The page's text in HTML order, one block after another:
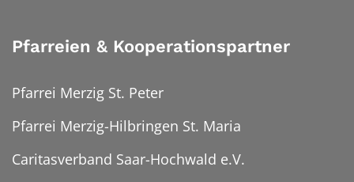
Pfarreien & Kooperationspartner
Pfarrei Merzig St. Peter
Pfarrei Merzig-Hilbringen St. Maria
Caritasverband Saar-Hochwald e.V.